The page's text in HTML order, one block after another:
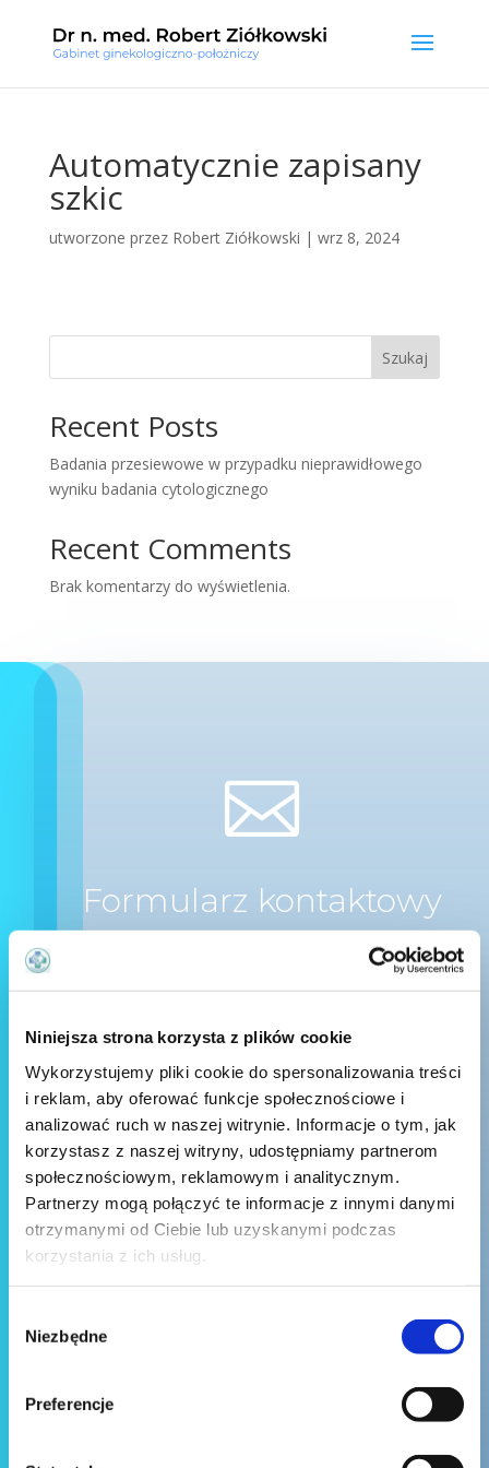
Niniejsza strona korzysta z plików cookie
Wykorzystujemy pliki cookie do spersonalizowania treści
i reklam, aby oferować funkcje społecznościowe i
analizować ruch w naszej witrynie. Informacje o tym, jak
korzystasz z naszej witryny, udostępniamy partnerom
społecznościowym, reklamowym i analitycznym.
Partnerzy mogą połączyć te informacje z innymi danymi
otrzymanymi od Ciebie lub uzyskanymi podczas
korzystania z ich usług.
zgody
Niezbędne
Preferencje
Automatycznie zapisany
szkic
utworzone przez Robert Ziółkowski | wrz 8, 2024
Szukaj
Recent Posts
Badania przesiewowe w przypadku nieprawidłowego
wyniku badania cytologicznego
Recent Comments
Brak komentarzy do wyświetlenia.

Formularz kontaktowy
Wyślij wiadomość